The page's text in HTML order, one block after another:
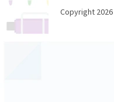
Copyright 2026